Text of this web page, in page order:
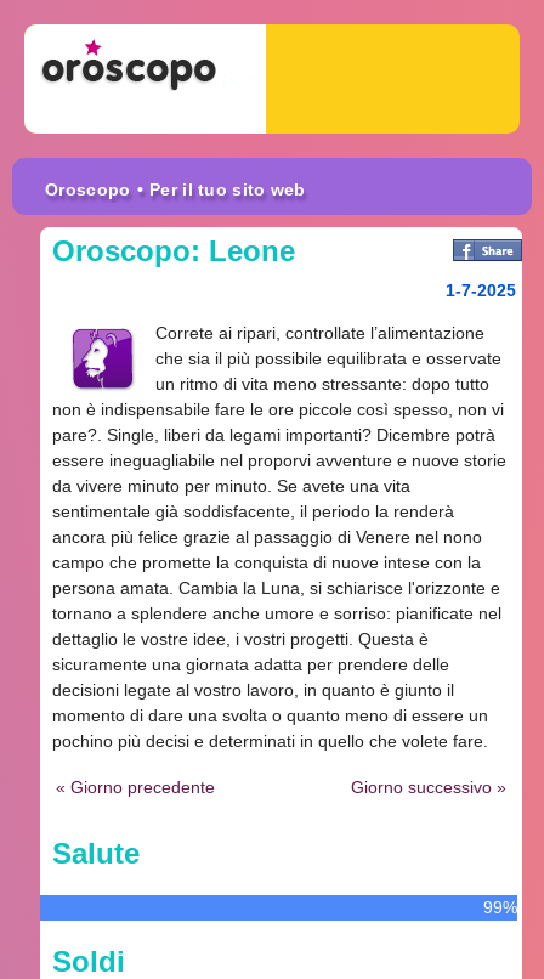
Oroscopo • Per il tuo sito web
Oroscopo: Leone
1-7-2025
Correte ai ripari, controllate l’alimentazione
che sia il più possibile equilibrata e osservate
un ritmo di vita meno stressante: dopo tutto
non è indispensabile fare le ore piccole così spesso, non vi
pare?. Single, liberi da legami importanti? Dicembre potrà
essere ineguagliabile nel proporvi avventure e nuove storie
da vivere minuto per minuto. Se avete una vita
sentimentale già soddisfacente, il periodo la renderà
ancora più felice grazie al passaggio di Venere nel nono
campo che promette la conquista di nuove intese con la
persona amata. Cambia la Luna, si schiarisce l'orizzonte e
tornano a splendere anche umore e sorriso: pianificate nel
dettaglio le vostre idee, i vostri progetti. Questa è
sicuramente una giornata adatta per prendere delle
decisioni legate al vostro lavoro, in quanto è giunto il
momento di dare una svolta o quanto meno di essere un
pochino più decisi e determinati in quello che volete fare.
« Giorno precedente Giorno successivo »
Salute
99%
Soldi